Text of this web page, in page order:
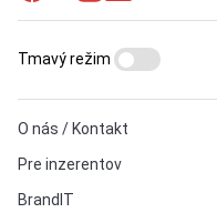
O nás / Kontakt
Pre inzerentov
BrandIT
Tmavý režim